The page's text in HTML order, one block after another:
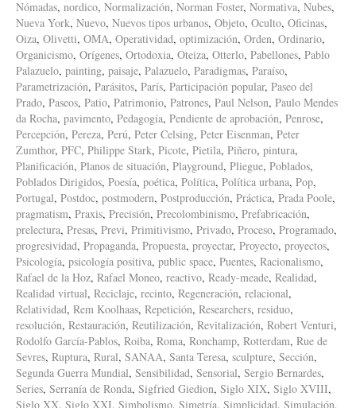
Nómadas, nordico, Normalización, Norman Foster, Normativa, Nubes,
Nueva York, Nuevo, Nuevos tipos urbanos, Objeto, Oculto, Oficinas,
Oiza, Olivetti, OMA, Operatividad, optimización, Orden, Ordinario,
Organicismo, Orígenes, Ortodoxia, Oteiza, Otterlo, Pabellones, Pablo
Palazuelo, painting, paisaje, Palazuelo, Paradigmas, Paraíso,
Parametrización, Parásitos, París, Participación popular, Paseo del
Prado, Paseos, Patio, Patrimonio, Patrones, Paul Nelson, Paulo Mendes
da Rocha, pavimento, Pedagogía, Pendiente de aprobación, Penrose,
Percepción, Pereza, Perú, Peter Celsing, Peter Eisenman, Peter
Zumthor, PFC, Philippe Stark, Picote, Pietila, Piñero, pintura,
Planificación, Planos de situación, Playground, Pliegue, Poblados,
Poblados Dirigidos, Poesía, poética, Política, Política urbana, Pop,
Portugal, Postdoc, postmodern, Postproducción, Práctica, Prada Poole,
pragmatism, Praxis, Precisión, Precolombinismo, Prefabricación,
prelectura, Presas, Previ, Primitivismo, Privado, Proceso, Programado,
progresividad, Propaganda, Propuesta, proyectar, Proyecto, proyectos,
Psicología, psicología positiva, public space, Puentes, Racionalismo,
Rafael de la Hoz, Rafael Moneo, reactivo, Ready-meade, Realidad,
Realidad virtual, Reciclaje, recinto, Regeneración, relacional,
Relatividad, Rem Koolhaas, Repetición, Researchers, residuo,
resolución, Restauración, Reutilización, Revitalización, Robert Venturi,
Rodolfo García-Pablos, Roiba, Roma, Ronchamp, Rotterdam, Rue de
Sevres, Ruptura, Rural, SANAA, Santa Teresa, sculpture, Sección,
Segunda Guerra Mundial, Sensibilidad, Sensorial, Sergio Bernardes,
Series, Serranía de Ronda, Sigfried Giedion, Siglo XIX, Siglo XVIII,
Siglo XX, Siglo XXI, Simbolismo, Simetría, Simplicidad, Simulación,